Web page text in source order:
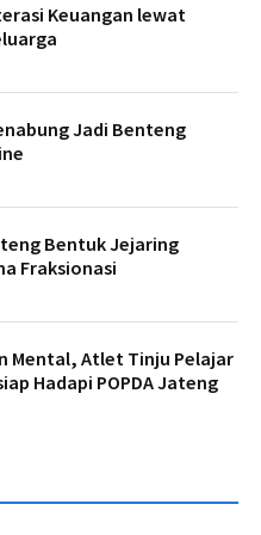
Keuangan lewat
Jadi Benteng
Bentuk Jejaring
Fraksionasi
Mental, Atlet Tinju Pelajar
Hadapi POPDA Jateng